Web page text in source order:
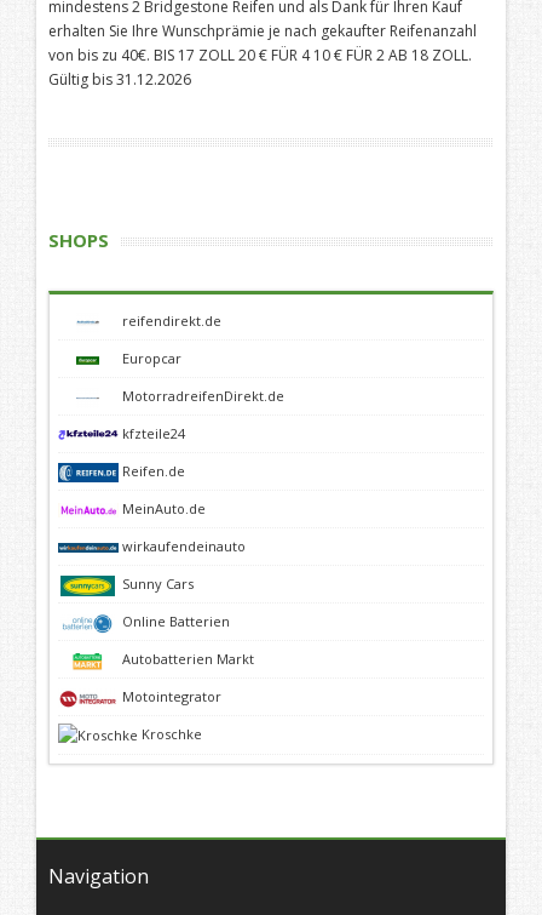
mindestens 2 Bridgestone Reifen und als Dank für Ihren Kauf
erhalten Sie Ihre Wunschprämie je nach gekaufter Reifenanzahl
von bis zu 40€. BIS 17 ZOLL 20 € FÜR 4 10 € FÜR 2 AB 18 ZOLL.
Gültig bis 31.12.2026
SHOPS
reifendirekt.de
Europcar
MotorradreifenDirekt.de
kfzteile24
Reifen.de
MeinAuto.de
wirkaufendeinauto
Sunny Cars
Online Batterien
Autobatterien Markt
Motointegrator
Kroschke
Navigation